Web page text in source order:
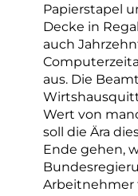
Papierstapel
Decke in
auch
aus. Die
Wert von
soll die Ära
Ende gehen,
Arbeitnehmer